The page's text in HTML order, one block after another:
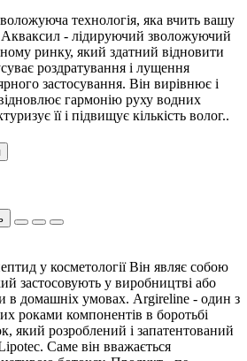
технологія, яка вчить вашу
Акваксил - лідируючий зволожуючий
ринку, який здатний відновити
роздратування і лущення
застосування. Він вирівнює і
гармонію руху водних
її і підвищує кількість волог..
у косметології Він являє собою
застосовують у виробництві або
в домашніх умовах. Argireline - один з
роками компонентів в боротьбі
який розроблений і запатентований
Саме він вважається